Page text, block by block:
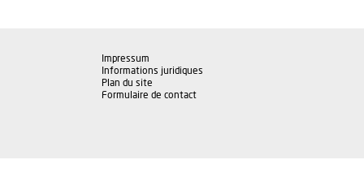
Impressum
Informations juridiques
Plan du site
Formulaire de contact